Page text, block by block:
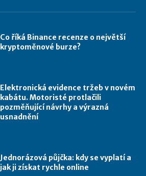
Co říká Binance recenze o největší
kryptoměnové burze?
Elektronická evidence tržeb v novém
kabátu. Motoristé protlačili
pozměňující návrhy a výrazná
usnadnění
Jednorázová půjčka: kdy se vyplatí a
jak ji získat rychle online